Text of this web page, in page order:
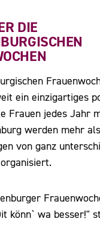
DIE
ein einzigartiges
Frauen jedes Jahr
werden mehr
von ganz
könn` wa besser!"